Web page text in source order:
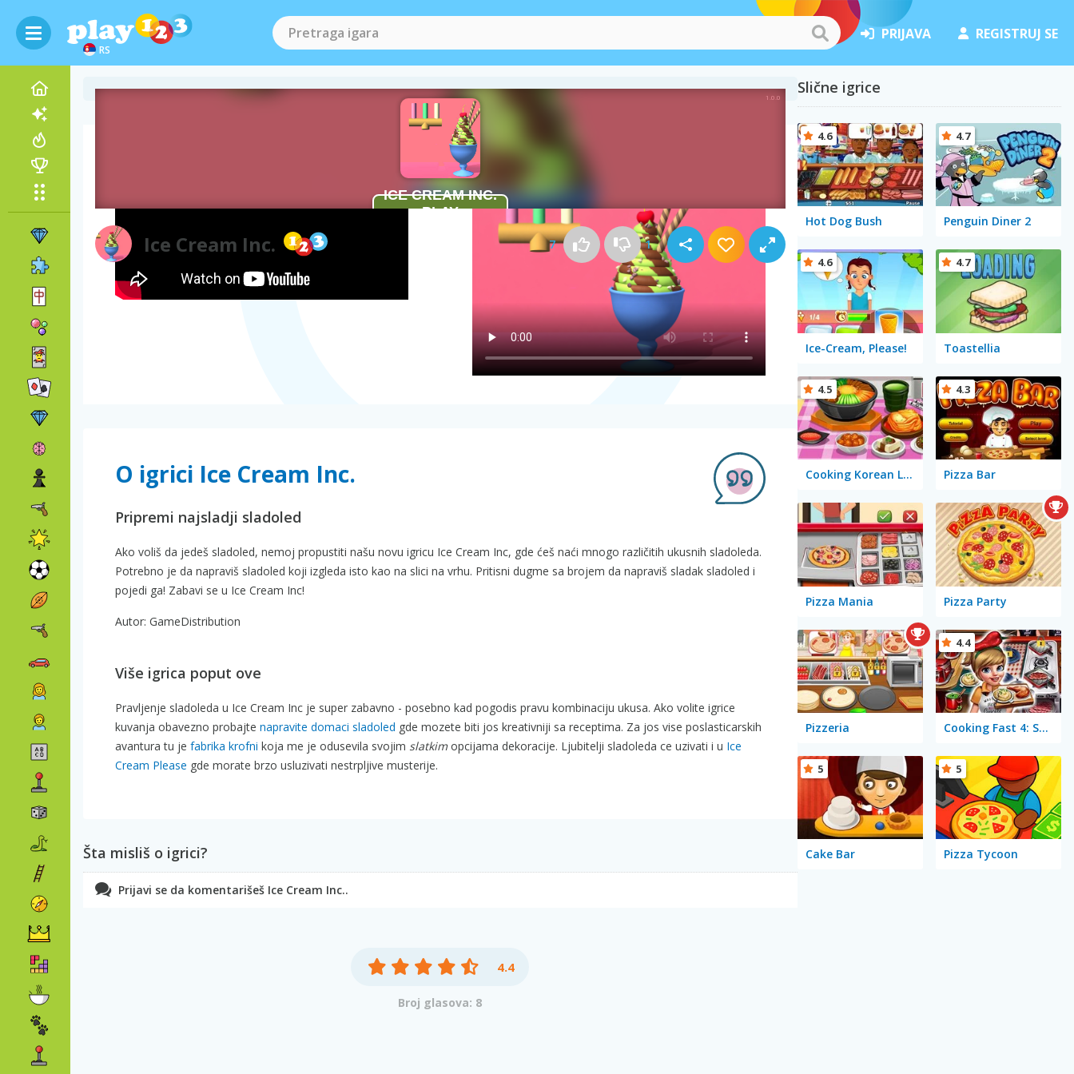
RS
PRIJAVA REGISTRUJ SE
Ice Cream Inc. 7 1
Kako igrati Ice Cream Inc.
O igrici Ice Cream Inc.
Pripremi najsladji sladoled
Ako voliš da jedeš sladoled, nemoj propustiti našu novu igricu Ice Cream Inc, gde ćeš naći mnogo različitih ukusnih sladoleda.
Potrebno je da napraviš sladoled koji izgleda isto kao na slici na vrhu. Pritisni dugme sa brojem da napraviš sladak sladoled i
pojedi ga! Zabavi se u Ice Cream Inc!
Autor: GameDistribution
Više igrica poput ove
Pravljenje sladoleda u Ice Cream Inc je super zabavno - posebno kad pogodis pravu kombinaciju ukusa. Ako volite igrice
kuvanja obavezno probajte napravite domaci sladoled gde mozete biti jos kreativniji sa receptima. Za jos vise poslasticarskih
avantura tu je fabrika krofni koja me je odusevila svojim slatkimopcijama dekoracije. Ljubitelji sladoleda ce uzivati i u Ice
Cream Please gde morate brzo usluzivati nestrpljive musterije.
Šta misliš o igrici?
Prijavi se da komentarišeš Ice Cream Inc..
4.4
Broj glasova: 8
Slične igrice
Hot Dog Bush
4.6
Penguin Diner 2
4.7
Ice-Cream, Please!
4.6
Toastellia
4.7
Cooking Korean Lesson
4.5
Pizza Bar
4.3
Pizza Mania Pizza Party
Pizzeria Cooking Fast 4: Steak
4.4
Cake Bar
5
Pizza Tycoon
5